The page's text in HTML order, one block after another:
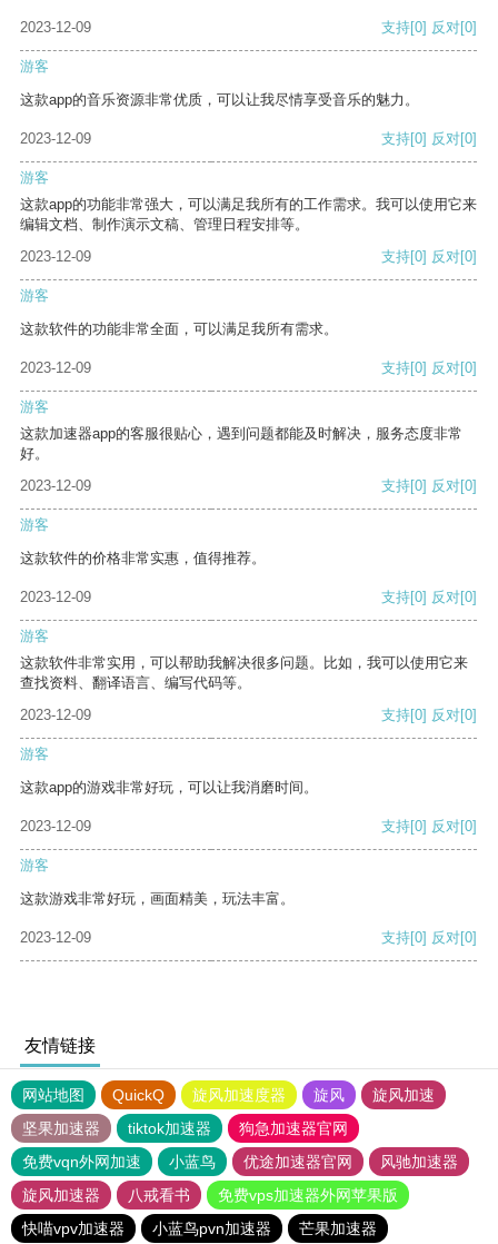
2023-12-09 支持[0] 反对[0]
游客
这款app的音乐资源非常优质，可以让我尽情享受音乐的魅力。
2023-12-09 支持[0] 反对[0]
游客
这款app的功能非常强大，可以满足我所有的工作需求。我可以使用它来
编辑文档、制作演示文稿、管理日程安排等。
2023-12-09
支持[0] 反对[0]
游客
这款软件的功能非常全面，可以满足我所有需求。
2023-12-09 支持[0] 反对[0]
游客
这款加速器app的客服很贴心，遇到问题都能及时解决，服务态度非常
好。
2023-12-09
支持[0] 反对[0]
游客
这款软件的价格非常实惠，值得推荐。
2023-12-09 支持[0] 反对[0]
游客
这款软件非常实用，可以帮助我解决很多问题。比如，我可以使用它来
查找资料、翻译语言、编写代码等。
2023-12-09
支持[0] 反对[0]
游客
这款app的游戏非常好玩，可以让我消磨时间。
2023-12-09 支持[0] 反对[0]
游客
这款游戏非常好玩，画面精美，玩法丰富。
2023-12-09 支持[0] 反对[0]
友情链接
网站地图 QuickQ 旋风加速度器 旋风
旋风加速
坚果加速器
tiktok加速器
狗急加速器官网
免费vqn外网加速
小蓝鸟 优途加速器官网
风驰加速器
旋风加速器
八戒看书
免费vps加速器外网苹果版
快喵vpv加速器
小蓝鸟pvn加速器 芒果加速器